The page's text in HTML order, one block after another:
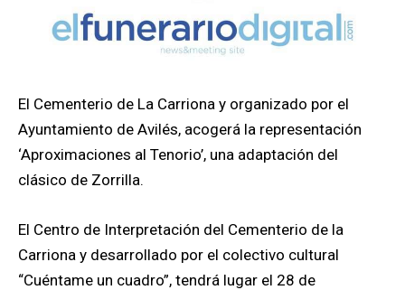
El Cementerio de La Carriona y organizado por el
Ayuntamiento de Avilés, acogerá la representación
‘Aproximaciones al Tenorio’, una adaptación del
clásico de Zorrilla.
El Centro de Interpretación del Cementerio de la
Carriona y desarrollado por el colectivo cultural
“Cuéntame un cuadro”, tendrá lugar el 28 de